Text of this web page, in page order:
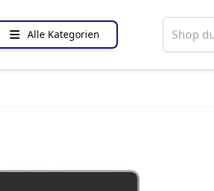
Alle Kategorien